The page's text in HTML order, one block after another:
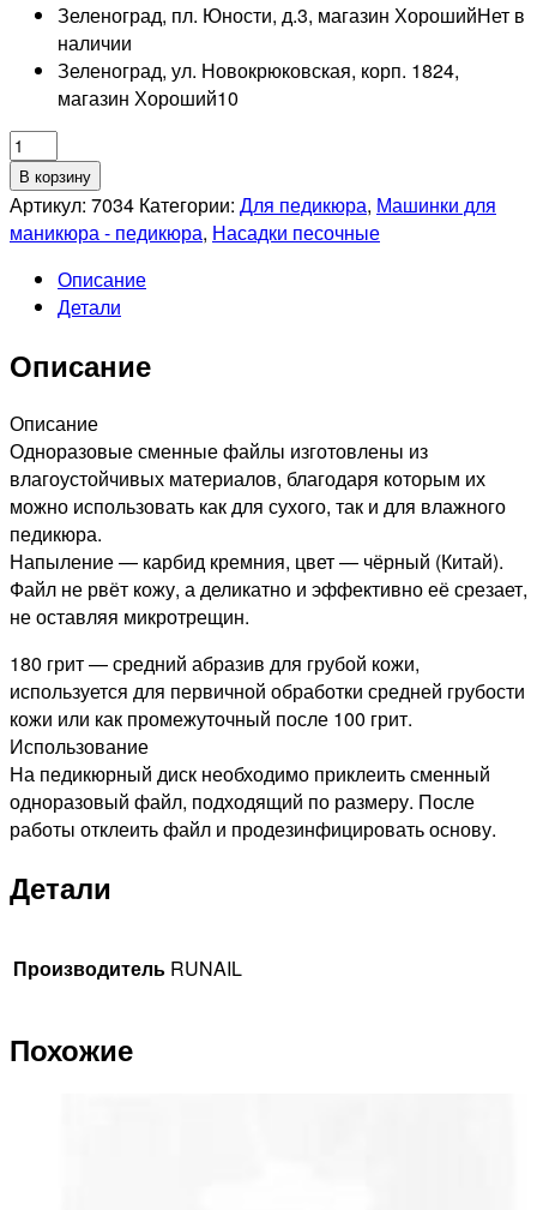
Зеленоград, пл. Юности, д.3, магазин ХорошийНет в
наличии
Зеленоград, ул. Новокрюковская, корп. 1824,
магазин Хороший10
Количество
товара
RUNAIL
Сменные
(цвет:
чёрный),
М
мм),
180
грит,
50шт.
№7034
В корзину
Артикул: 7034 Категории: Для педикюра, Машинки для
маникюра - педикюра, Насадки песочные
Описание
Детали
Описание
Описание
Одноразовые сменные файлы изготовлены из
влагоустойчивых материалов, благодаря которым их
можно использовать как для сухого, так и для влажного
педикюра.
Напыление — карбид кремния, цвет — чёрный (Китай).
Файл не рвёт кожу, а деликатно и эффективно её срезает,
не оставляя микротрещин.
180 грит — средний абразив для грубой кожи,
используется для первичной обработки средней грубости
кожи или как промежуточный после 100 грит.
Использование
На педикюрный диск необходимо приклеить сменный
одноразовый файл, подходящий по размеру. После
работы отклеить файл и продезинфицировать основу.
Детали
Производитель RUNAIL
Похожие